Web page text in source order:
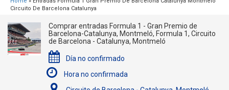
Circuito De Barcelona Catalunya
Comprar entradas Formula 1 - Gran Premio de
Barcelona-Catalunya, Montmeló, Formula 1, Circuito
de Barcelona - Catalunya, Montmeló
Día no confirmado
Hora no confirmada